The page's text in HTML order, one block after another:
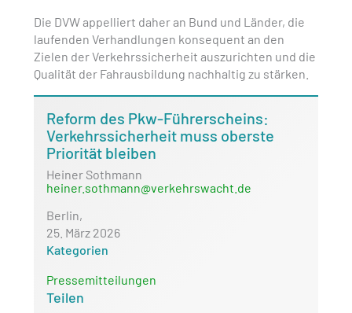
Die DVW appelliert daher an Bund und Länder, die
laufenden Verhandlungen konsequent an den
Zielen der Verkehrssicherheit auszurichten und die
Qualität der Fahrausbildung nachhaltig zu stärken.
Reform des Pkw-Führerscheins:
Verkehrssicherheit muss oberste
Priorität bleiben
Heiner Sothmann
heiner.sothmann@verkehrswacht.de
Berlin,
25. März 2026
Kategorien
Pressemitteilungen
Teilen